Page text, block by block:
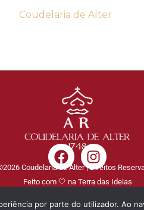
Coudelaria de Alter
Coudelaria de Alter | Direitos
Feito com 🤍 na Terra das Ideias
por parte do utilizador. Ao